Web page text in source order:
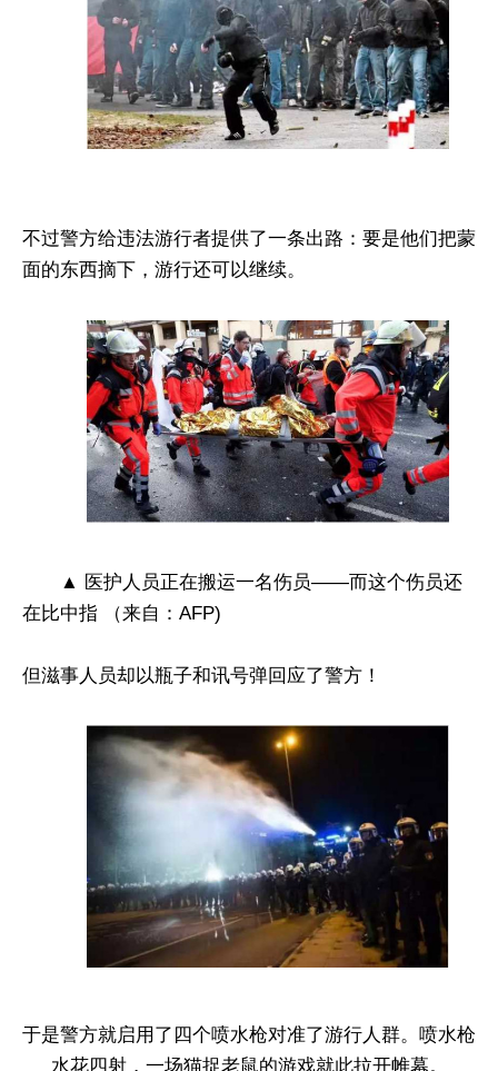
不过警方给违法游行者提供了一条出路：要是他们把蒙
面的东西摘下，游行还可以继续。
▲ 医护人员正在搬运一名伤员——而这个伤员还
在比中指 （来自：AFP)
但滋事人员却以瓶子和讯号弹回应了警方！
于是警方就启用了四个喷水枪对准了游行人群。喷水枪
水花四射，一场猫捉老鼠的游戏就此拉开帷幕。